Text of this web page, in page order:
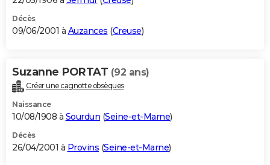
Décès
09/06/2001 à Auzances (Creuse)
Suzanne PORTAT (92 ans)
Créer une cagnotte obsèques
Naissance
10/08/1908 à Sourdun (Seine-et-Marne)
Décès
26/04/2001 à Provins (Seine-et-Marne)